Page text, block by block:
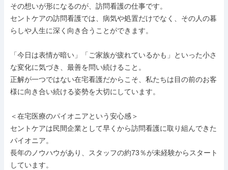
その想いが形になるのが、訪問看護の仕事です。
セントケアの訪問看護では、病気や処置だけでなく、その人の暮
らしや人生に深く向き合うことができます。
「今日は表情が暗い」「ご家族が疲れているかも」といった小さ
な変化に気づき、最善を問い続けること。
正解が一つではない在宅看護だからこそ、私たちは目の前のお客
様に向き合い続ける姿勢を大切にしています。
＜在宅医療のパイオニアという安心感＞
セントケアは民間企業として早くから訪問看護に取り組んできた
パイオニア。
長年のノウハウがあり、スタッフの約73％が未経験からスタート
しています。